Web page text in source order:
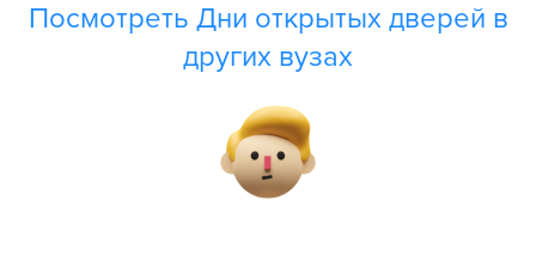
Посмотреть Дни открытых дверей в
других вузах